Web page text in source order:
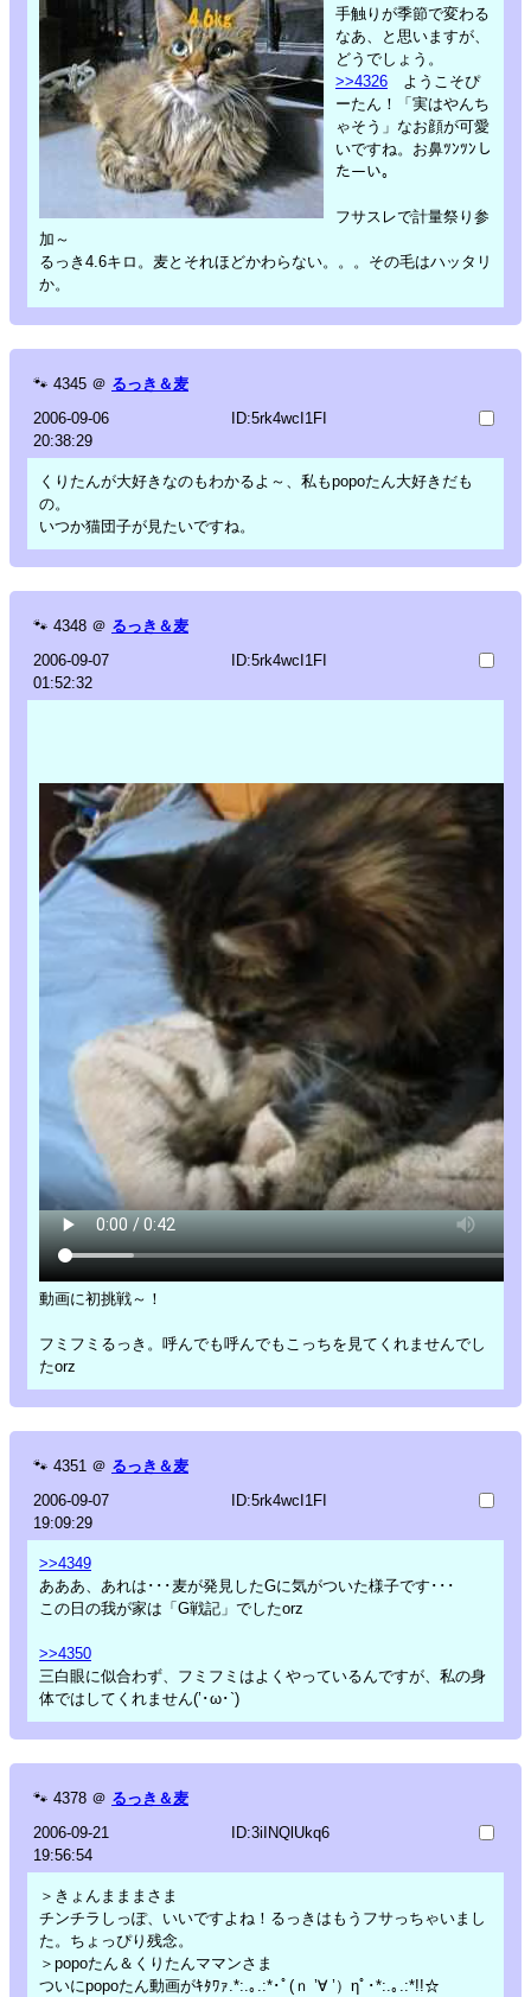
手触りが季節で変わる
なあ、と思いますが、
どうでしょう。
>>4326 ようこそぴ
ーたん！「実はやんち
ゃそう」なお顔が可愛
いですね。お鼻ﾂﾝﾂﾝし
たーい。
フサスレで計量祭り参
加～
るっき4.6キロ。麦とそれほどかわらない。。。その毛はハッタリ
か。
🐾 4345 ＠ るっき＆麦
2006-09-06
20:38:29
ID:5rk4wcI1FI
くりたんが大好きなのもわかるよ～、私もpopoたん大好きだも
の。
いつか猫団子が見たいですね。
🐾 4348 ＠ るっき＆麦
2006-09-07
01:52:32
ID:5rk4wcI1FI
動画に初挑戦～！
フミフミるっき。呼んでも呼んでもこっちを見てくれませんでし
たorz
🐾 4351 ＠ るっき＆麦
2006-09-07
19:09:29
ID:5rk4wcI1FI
>>4349
あああ、あれは･･･麦が発見したGに気がついた様子です･･･
この日の我が家は「G戦記」でしたorz
>>4350
三白眼に似合わず、フミフミはよくやっているんですが、私の身
体ではしてくれません(’･ω･`)
🐾 4378 ＠ るっき＆麦
2006-09-21
19:56:54
ID:3iINQlUkq6
＞きょんまままさま
チンチラしっぽ、いいですよね！るっきはもうフサっちゃいまし
た。ちょっぴり残念。
＞popoたん＆くりたんママンさま
ついにpopoたん動画がｷﾀﾜｧ.*:.｡.:*･ﾟ(ｎ ’∀ ’）ηﾟ･*:.｡.:*!!☆